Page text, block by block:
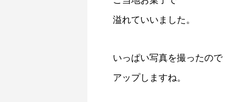
溢れていいました。
いっぱい写真を撮ったので
アップしますね。